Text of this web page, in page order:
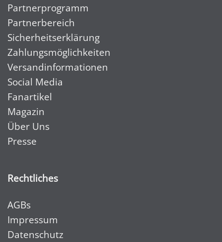
Partnerprogramm
Partnerbereich
Sicherheitserklärung
Zahlungsmöglichkeiten
Versandinformationen
Social Media
Fanartikel
Magazin
Über Uns
Presse
Rechtliches
AGBs
Impressum
Datenschutz